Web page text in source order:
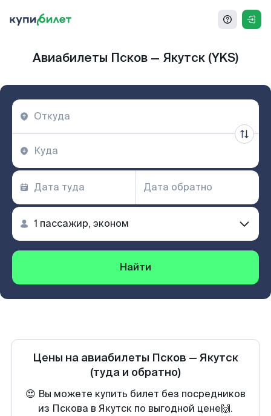
Авиабилеты Псков — Якутск (YKS)
Найти
Цены на авиабилеты Псков — Якутск
(туда и обратно)
😍 Вы можете купить билет без посредников
из Пскова в Якутск по выгодной цене🙌.